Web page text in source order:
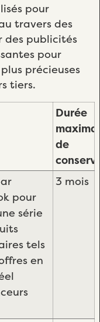
pour
travers des
des publicités
pour
précieuses
tiers.
Durée
de
pour
série
tels
en
3 mois